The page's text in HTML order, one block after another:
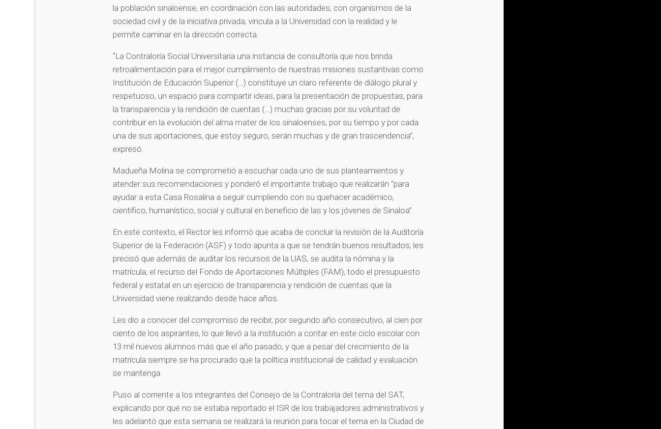
la población sinaloense, en coordinación con las autoridades, con organismos de la
sociedad civil y de la iniciativa privada, vincula a la Universidad con la realidad y le
permite caminar en la dirección correcta.
“La Contraloría Social Universitaria una instancia de consultoría que nos brinda
retroalimentación para el mejor cumplimiento de nuestras misiones sustantivas como
Institución de Educación Superior (…) constituye un claro referente de diálogo plural y
respetuoso, un espacio para compartir ideas, para la presentación de propuestas, para
la transparencia y la rendición de cuentas (…) muchas gracias por su voluntad de
contribuir en la evolución del alma mater de los sinaloenses, por su tiempo y por cada
una de sus aportaciones, que estoy seguro, serán muchas y de gran trascendencia”,
expresó.
Madueña Molina se comprometió a escuchar cada uno de sus planteamientos y
atender sus recomendaciones y ponderó el importante trabajo que realizarán “para
ayudar a esta Casa Rosalina a seguir cumpliendo con su quehacer académico,
científico, humanístico, social y cultural en beneficio de las y los jóvenes de Sinaloa”.
En este contexto, el Rector les informó que acaba de concluir la revisión de la Auditoría
Superior de la Federación (ASF) y todo apunta a que se tendrán buenos resultados; les
precisó que además de auditar los recursos de la UAS, se audita la nómina y la
matrícula, el recurso del Fondo de Aportaciones Múltiples (FAM), todo el presupuesto
federal y estatal en un ejercicio de transparencia y rendición de cuentas que la
Universidad viene realizando desde hace años.
Les dio a conocer del compromiso de recibir, por segundo año consecutivo, al cien por
ciento de los aspirantes, lo que llevó a la institución a contar en este ciclo escolar con
13 mil nuevos alumnos más que el año pasado, y que a pesar del crecimiento de la
matrícula siempre se ha procurado que la política institucional de calidad y evaluación
se mantenga.
Puso al corriente a los integrantes del Consejo de la Contraloría del tema del SAT,
explicando por qué no se estaba reportado el ISR de los trabajadores administrativos y
les adelantó que esta semana se realizará la reunión para tocar el tema en la Ciudad de